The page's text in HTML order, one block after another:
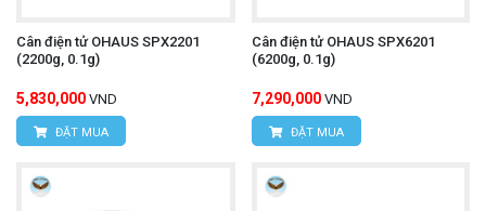
Cân điện tử OHAUS SPX2201
(2200g, 0.1g)
5,830,000 VND
ĐẶT MUA
Cân điện tử OHAUS SPX6201
(6200g, 0.1g)
7,290,000 VND
ĐẶT MUA